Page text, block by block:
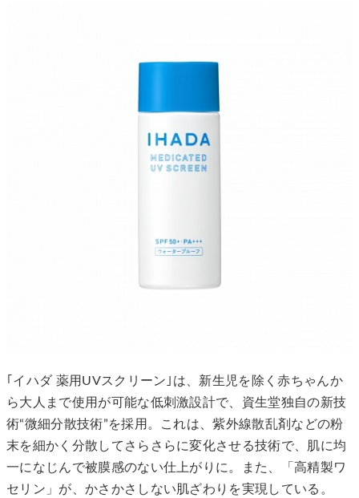
｢イハダ 薬用UVスクリーン｣は、新生児を除く赤ちゃんか
ら大人まで使用が可能な低刺激設計で、資生堂独自の新技
術“微細分散技術”を採用。これは、紫外線散乱剤などの粉
末を細かく分散してさらさらに変化させる技術で、肌に均
一になじんで被膜感のない仕上がりに。また、「高精製ワ
セリン」が、かさかさしない肌ざわりを実現している。